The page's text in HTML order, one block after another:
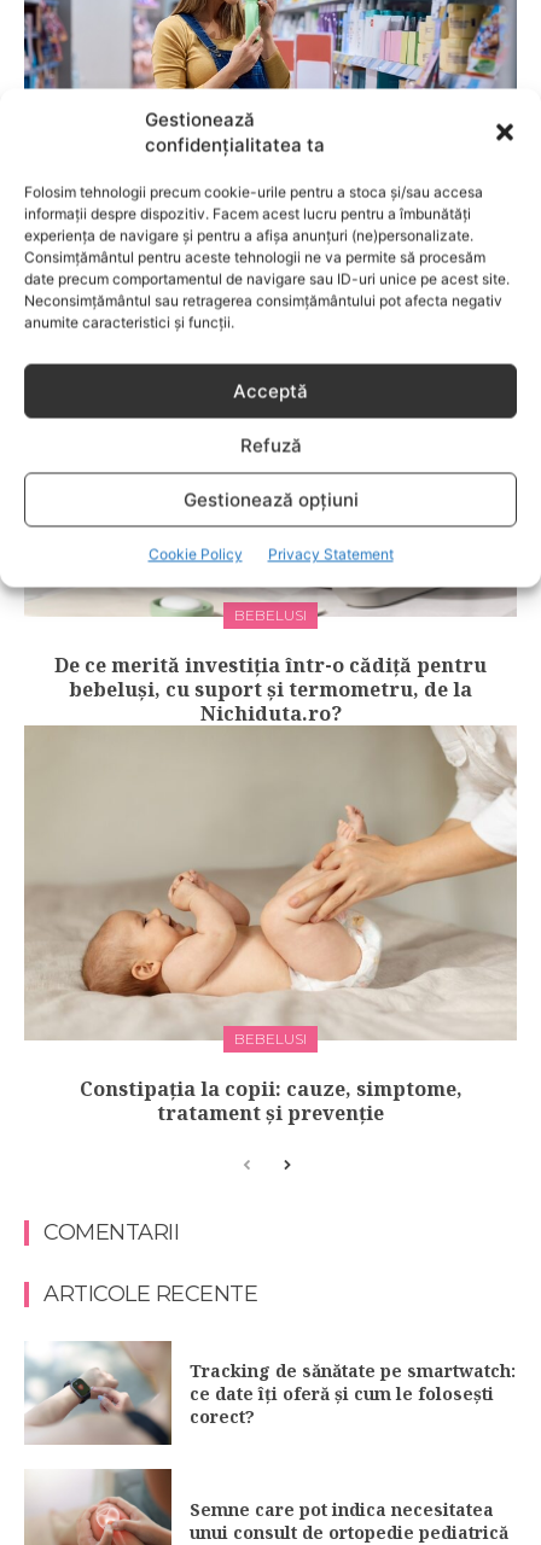
Gestionează
confidențialitatea ta
Folosim tehnologii precum cookie-urile pentru a stoca și/sau accesa
informații despre dispozitiv. Facem acest lucru pentru a îmbunătăți
experiența de navigare și pentru a afișa anunțuri (ne)personalizate.
Consimțământul pentru aceste tehnologii ne va permite să procesăm
date precum comportamentul de navigare sau ID-uri unice pe acest site.
Neconsimțământul sau retragerea consimțământului pot afecta negativ
anumite caracteristici și funcții.
Acceptă
Refuză
Gestionează opțiuni
Cookie Policy Privacy Statement
BEBELUSI
Fără lacrimi, fără iritații: cum alegi
șamponul perfect pentru copilul tău
BEBELUSI
De ce merită investiția într-o cădiță pentru
bebeluși, cu suport și termometru, de la
Nichiduta.ro?
BEBELUSI
Constipația la copii: cauze, simptome,
tratament și prevenție
COMENTARII
ARTICOLE RECENTE
Tracking de sănătate pe smartwatch:
ce date îți oferă și cum le folosești
corect?
Semne care pot indica necesitatea
unui consult de ortopedie pediatrică